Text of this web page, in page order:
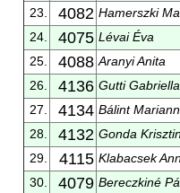
23.
4082 Hamerszki
24.
4075 Lévai Éva
25.
4088 Aranyi Anita
26.
4136 Gutti Gabriella
27.
4134 Bálint
28.
4132 Gonda
29.
4115 Klabacsek
30.
4079 Bereczkiné